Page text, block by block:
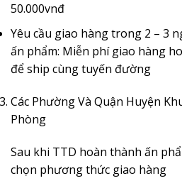
50.000vnđ
Yêu cầu giao hàng trong 2 – 3
ấn phẩm: Miễn phí giao hàng
để ship cùng tuyến đường
Các Phường Và Quận Huyện
Phòng
Sau khi TTD hoàn thành ấn
chọn phương thức giao hàng